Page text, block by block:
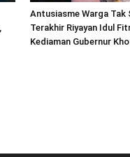
Antusiasme Warga Tak
Terakhir Riyayan Idul
Kediaman Gubernur